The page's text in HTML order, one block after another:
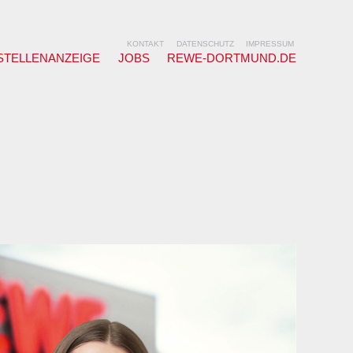
KONTAKT DATENSCHUTZ IMPRESSUM
JOBS REWE-DORTMUND.DE